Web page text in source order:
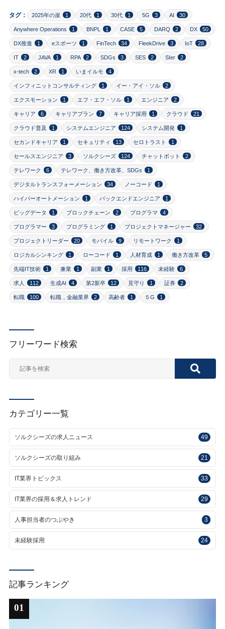
タグ： 2025年の崖 1 20代 1 30代 1 5G 3 AI 30
Anywhere Operations 1 BNPL 1 CASE 5 DARQ 2 DX 50
DX推進 1 eスポーツ 1 FinTech 34 FleekDrive 3 IoT 28
IT 2 JAVA 1 RPA 2 SDGs 3 SES 2 SIer 2
x-tech 2 XR 1 いまイルモ 4
インフィニットコンサルティング 1 イー・アイ・ソル 2
エクスモーション 1 エフ・エフ・ソル 1 エンジニア 2
キャリア 6 キャリアプラン 7 キャリア採用 1 クラウド 21
クラウド普及 1 システムエンジニア 124 システム開発 1
セカンドキャリア 1 セキュリティ 13 セロトラスト 1
セールスエンジニア 3 ソルクシーズ 124 チャットボット 2
テレワーク 6 テレワーク、働き方改革、SDGs 1
デジタルトランスフォーメーション 34 ノーコード 1
ハイパーオートメーション 1 バックエンドエンジニア 1
ビッグデータ 1 ブロックチェーン 2 プログラマ 4
プログラマー 3 プログラミング 1 プロジェクトマネージャー 32
プロジェクトリーダー 20 モバイル 9 リモートワーク 1
ロジカルシンキング 1 ローコード 1 人材育成 1 働き方改革 5
先端IT技術 1 兼業 1 副業 1 採用 116 未経験 6
求人 112 生成AI 4 第2新卒 12 見守り 1 証券 2
転職 100 転職，金融業界 2 高齢者 1 ５G 1
フリーワード検索
カテゴリー一覧
ソルクシーズの求人ニュース 49
ソルクシーズの取り組み 21
IT業界トピックス 33
IT業界の採用＆求人トレンド 29
人事担当者のつぶやき 3
未経験採用 24
記事ランキング
01